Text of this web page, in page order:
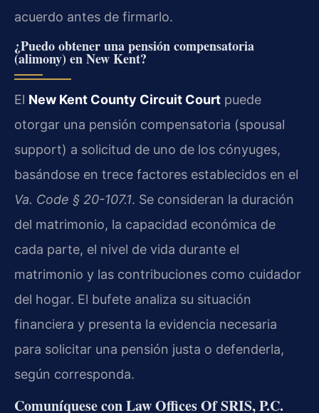
acuerdo antes de firmarlo.
¿Puedo obtener una pensión compensatoria
(alimony) en New Kent?
El New Kent County Circuit Court puede
otorgar una pensión compensatoria (spousal
support) a solicitud de uno de los cónyuges,
basándose en trece factores establecidos en el
Va. Code § 20-107.1. Se consideran la duración
del matrimonio, la capacidad económica de
cada parte, el nivel de vida durante el
matrimonio y las contribuciones como cuidador
del hogar. El bufete analiza su situación
financiera y presenta la evidencia necesaria
para solicitar una pensión justa o defenderla,
según corresponda.
Comuníquese con Law Offices Of SRIS, P.C.